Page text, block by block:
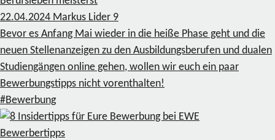
22.04.2024 Markus Lider 9
Bevor es Anfang Mai wieder in die heiße Phase geht und die
neuen Stellenanzeigen zu den Ausbildungsberufen und dualen
Studiengängen online gehen, wollen wir euch ein paar
Bewerbungstipps nicht vorenthalten!
#Bewerbung
Bewerbertipps